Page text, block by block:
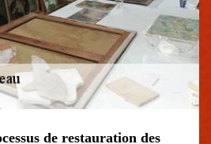
de restauration des